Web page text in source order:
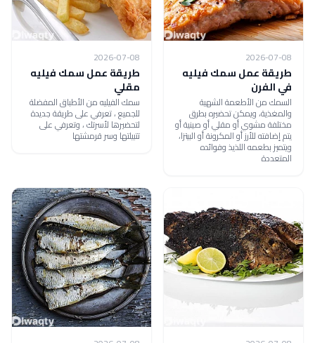
2026-07-08
طريقة عمل سمك فيليه
في الفرن
السمك من الأطعمة الشهية
والمغذية، ويمكن تحضيره بطرق
مختلفة مشوي أو مقلي أو صينية أو
يتم إضافته للأرز أو المكرونة أو البيتزا،
ويتميز بطعمه اللذيذ وفوائده
المتعددة
2026-07-08
طريقة عمل سمك فيليه
مقلي
سمك الفيليه من الأطباق المفضلة
للجميع ، تعرفي على طريقة جديدة
لتحضيرها لأسرتك ، وتعرفي على
تتبيلتها وسر قرمشتها